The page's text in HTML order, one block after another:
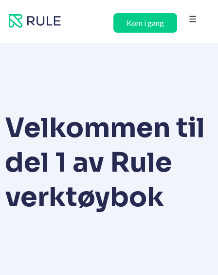
rett
Kom i gang
Velkommen til
del 1 av Rule
verktøybok